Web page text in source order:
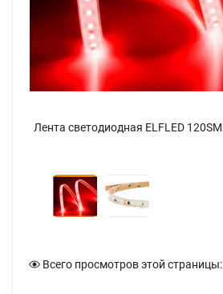
Всего просмотров этой страницы: